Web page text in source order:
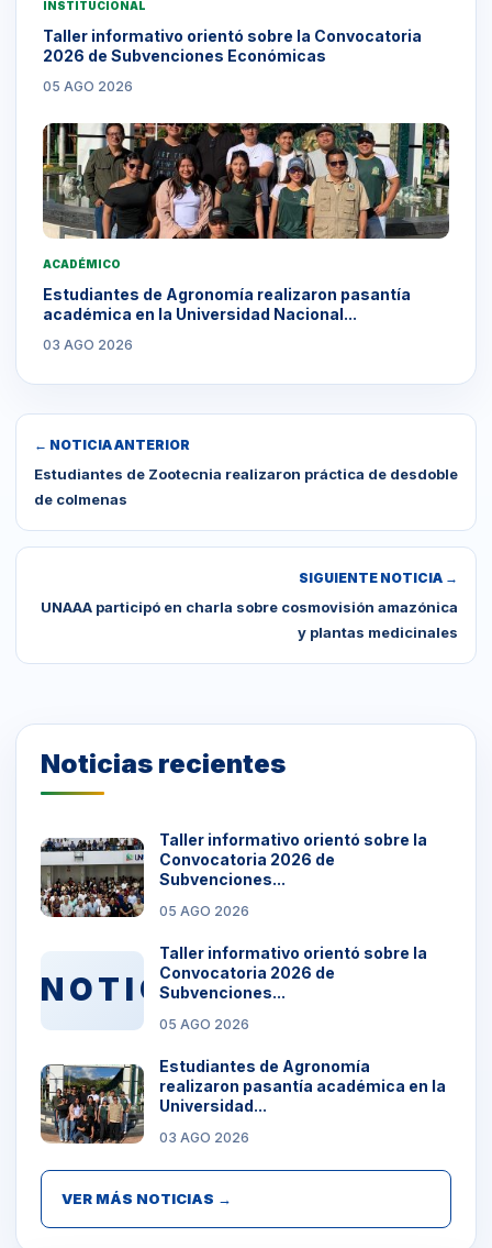
INSTITUCIONAL
Taller informativo orientó sobre la Convocatoria
2026 de Subvenciones Económicas
05 AGO 2026
ACADÉMICO
Estudiantes de Agronomía realizaron pasantía
académica en la Universidad Nacional...
03 AGO 2026
← NOTICIA ANTERIOR
Estudiantes de Zootecnia realizaron práctica de desdoble
de colmenas
SIGUIENTE NOTICIA →
UNAAA participó en charla sobre cosmovisión amazónica
y plantas medicinales
Noticias recientes
Taller informativo orientó sobre la
Convocatoria 2026 de
Subvenciones...
05 AGO 2026
NOTICIAS
Taller informativo orientó sobre la
Convocatoria 2026 de
Subvenciones...
05 AGO 2026
Estudiantes de Agronomía
realizaron pasantía académica en la
Universidad...
03 AGO 2026
VER MÁS NOTICIAS →